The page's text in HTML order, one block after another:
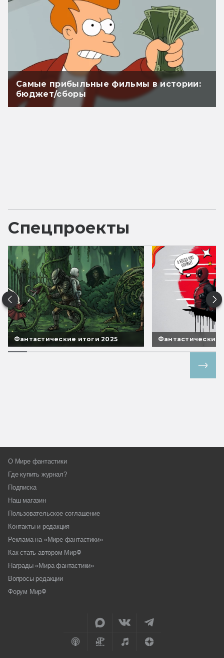
Самые прибыльные фильмы в истории:
бюджет/сборы
Спецпроекты
Фантастические итоги 2025 Фантастические
О Мире фантастики
Где купить журнал?
Подписка
Наш магазин
Пользовательское соглашение
Контакты и редакция
Реклама на «Мире фантастики»
Как стать автором МирФ
Награды «Мира фантастики»
Вопросы редакции
Форум МирФ